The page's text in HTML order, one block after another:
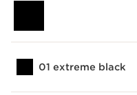
01 extreme black